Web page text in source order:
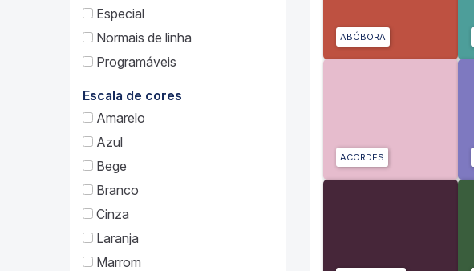
Especial
Normais de linha
Programáveis
Escala de cores
Amarelo
Azul
Bege
Branco
Cinza
Laranja
Marrom
ABÓBORA
ACORDES